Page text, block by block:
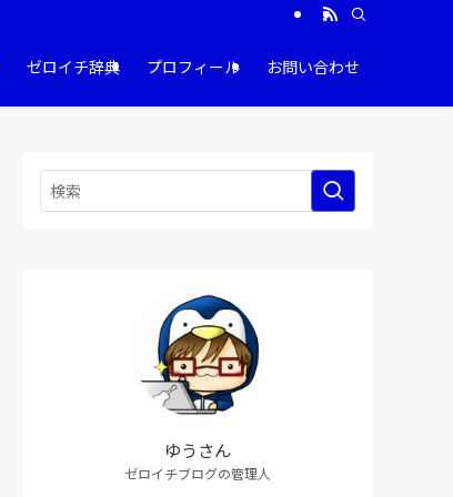
ゼロイチ辞典 プロフィール お問い合わせ
ゆうさん
ゼロイチブログの管理人